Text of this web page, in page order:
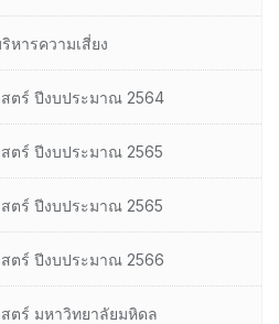
หารความเสี่ยง
ตร์ ปีงบประมาณ 2564
ตร์ ปีงบประมาณ 2565
ตร์ ปีงบประมาณ 2565
ตร์ ปีงบประมาณ 2566
ตร์ มหาวิทยาลัยมหิดล